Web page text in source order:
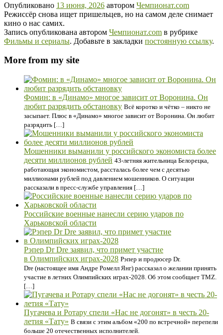
Опубликовано 13 июня, 2026 автором Чемпионат.com
Режиссёр снова ищет пришельцев, но на самом деле снимает
кино о нас самих.
Запись опубликована автором Чемпионат.com в рубрике
Фильмы и сериалы. Добавьте в закладки постоянную ссылку.
More from my site
Фомин: в «Динамо» многое зависит от Воронина. Он
любит разрядить обстановку Всё коротко и чётко – никто не
засыпает. Плюс в «Динамо» многое зависит от Воронина. Он любит
разрядить […]
Мошенники выманили у российского экономиста более
десяти миллионов рублей 43-летняя жительница Белорецка,
работающая экономистом, рассталась более чем с десятью
миллионами рублей под давлением мошенников. О ситуации
рассказали в пресс-службе управления […]
Российские военные нанесли серию ударов по
Харьковской области
Рэпер Dr Dre заявил, что примет участие
в Олимпийских играх-2028 Рэпер и продюсер Dr.
Dre (настоящее имя Андре Ромелл Янг) рассказал о желании принять
участие в летних Олимпийских играх-2028. Об этом сообщает TMZ.
[…]
Пугачева и Ротару спели «Нас не догонят» в честь 20-
летия «Тату» В связи с этим альбом «200 по встречной» перепели
больше 20 отечественных исполнителей.